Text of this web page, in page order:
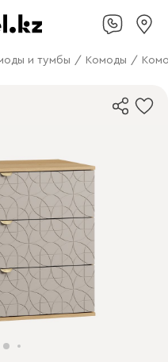
и тумбы / Комоды /